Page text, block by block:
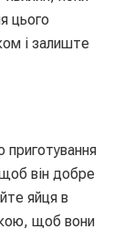
цього
і залиште
приготування
він добре
яйця в
щоб вони